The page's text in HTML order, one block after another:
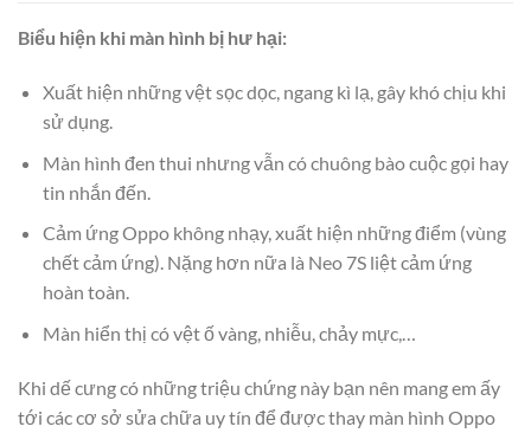
Biểu hiện khi màn hình bị hư hại:
Xuất hiện những vệt sọc dọc, ngang kì lạ, gây khó chịu khi
sử dụng.
Màn hình đen thui nhưng vẫn có chuông bào cuộc gọi hay
tin nhắn đến.
Cảm ứng Oppo không nhạy, xuất hiện những điểm (vùng
chết cảm ứng). Nặng hơn nữa là Neo 7S liệt cảm ứng
hoàn toàn.
Màn hiển thị có vệt ố vàng, nhiễu, chảy mực,…
Khi dế cưng có những triệu chứng này bạn nên mang em ấy
tới các cơ sở sửa chữa uy tín để được thay màn hình Oppo